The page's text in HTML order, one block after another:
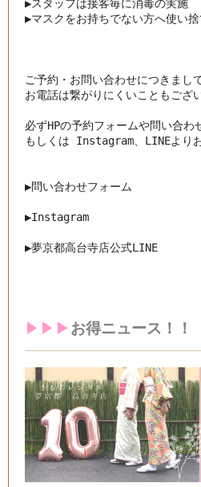
▶︎スタッフは接客毎に消毒の実施
▶︎マスクをお持ちでない方へ使い
ご予約・お問い合わせにつきまして
お電話は繋がりにくいこともござ
必ずHPの予約フォームや問い合わ
もしくは Instagram、LINEより
▶︎問い合わせフォーム
▶︎Instagram
▶︎夢京都高台寺店公式LINE
▶︎▶︎▶︎ お得ニュース！！